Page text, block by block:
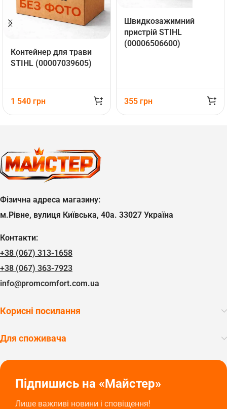
Контейнер для трави
STIHL (00007039605)
1 540 грн
Швидкозажимний
пристрій STIHL
(00006506600)
355 грн
Фізична адреса магазину:
м.Рівне, вулиця Київська, 40а. 33027 Україна
Контакти:
+38 (067) 313-1658
+38 (067) 363-7923
info@promcomfort.com.ua
Корисні посилання
Для споживача
Підпишись на «Майстер»
Лише важливі новини і сповіщення!